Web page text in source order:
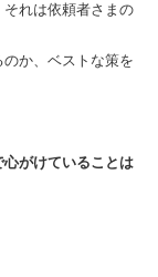
れは依頼者さまの
か、ベストな策を
がけていることは